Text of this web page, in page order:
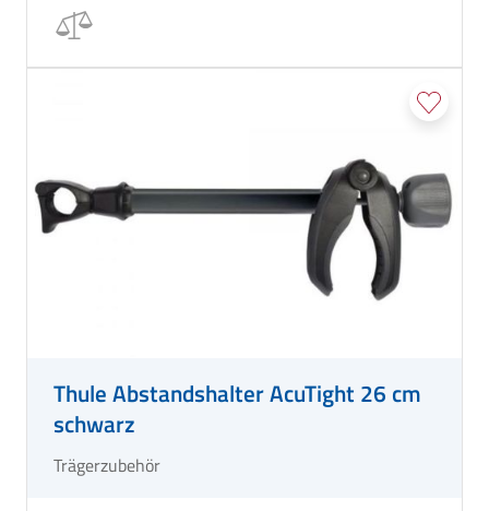
Thule Abstandshalter AcuTight 26 cm
schwarz
Trägerzubehör